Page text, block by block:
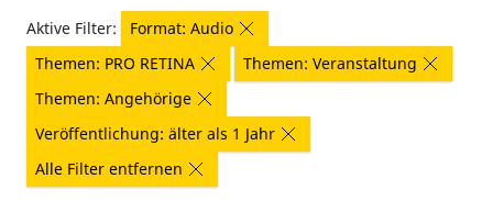
Aktive Filter:
Format: Audio
Themen: PRO RETINA
Themen: Veranstaltung
Themen: Angehörige
Veröffentlichung: älter als 1 Jahr
Alle Filter entfernen